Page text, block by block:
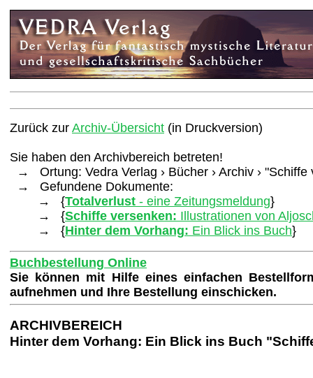
Zurück zur Archiv-Übersicht (in Druckversion)
Sie haben den Archivbereich betreten!
→ Ortung: Vedra Verlag › Bücher › Archiv › "Schiffe
→ Gefundene Dokumente:
→ {Totalverlust - eine Zeitungsmeldung}
→ {Schiffe versenken: Illustrationen von
→ {Hinter dem Vorhang: Ein Blick ins Buch}
Buchbestellung Online
Sie können mit Hilfe eines einfachen
aufnehmen und Ihre Bestellung einschicken.
ARCHIVBEREICH
Hinter dem Vorhang: Ein Blick ins Buch